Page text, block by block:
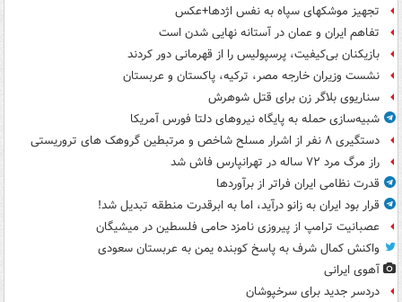
تجهیز موشکهای سپاه به نفس اژدها+عکس
تفاهم ایران و عمان در آستانه نهایی شدن است
بازیکنان بی‌کیفیت، پرسپولیس را از قهرمانی دور کردند
نشست وزیران خارجه مصر، ترکیه، پاکستان و عربستان
سناریوی بلاگر زن برای قتل شوهرش
شبیه‌سازی حمله به پایگاه نیروهای دلتا فورس آمریکا
دستگیری ۸ نفر از اشرار مسلح شاخص و مرتبطین گروهک های تروریستی
راز مرگ مرد ۷۲ ساله در تهرانپارس فاش شد
قدرت نظامی ایران فراتر از برآوردها
قرار بود ایران به زانو درآید، اما به ابرقدرت منطقه تبدیل شد!
عصبانیت ترامپ از پیروزی نامزد حامی فلسطین در میشیگان
واکنش کمال شرف به پاسخ کوبنده یمن به عربستان سعودی
آهوی ایرانی
دردسر جدید برای سرخپوشان